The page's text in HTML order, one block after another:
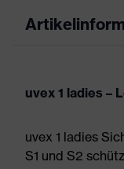
uvex 1 ladies –
uvex 1 ladies
S1 und S2